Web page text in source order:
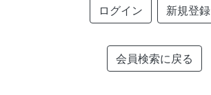
ログイン 新規登録
会員検索に戻る